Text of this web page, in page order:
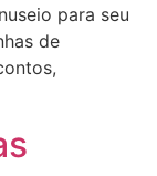
para seu
de